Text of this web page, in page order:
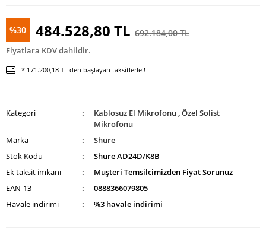
%30 484.528,80 TL 692.184,00 TL
Fiyatlara KDV dahildir.
* 171.200,18 TL den başlayan taksitlerle!!
Kategori Kablosuz El Mikrofonu ,Özel Solist
Mikrofonu
Marka
Shure
Stok Kodu
Shure AD24D/K8B
Ek taksit imkanı
Müşteri Temsilcimizden Fiyat Sorunuz
EAN-13
0888366079805
Havale indirimi
%3 havale indirimi